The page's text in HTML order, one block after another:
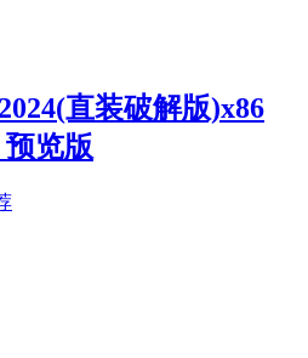
直装破解版)x86
预览版